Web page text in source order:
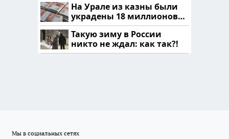
На Урале из казны были
украдены 18 миллионов
рублей
Такую зиму в России
никто не ждал: как так?!
Мы в социальных сетях